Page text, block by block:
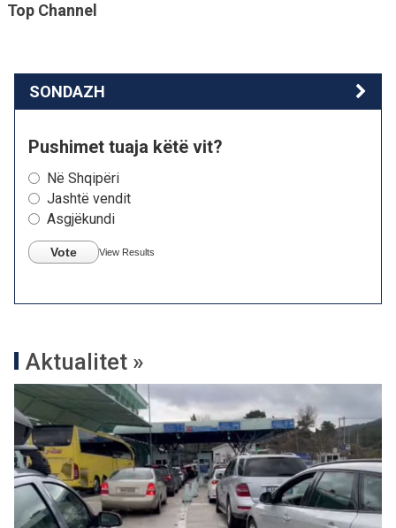
Top Channel
SONDAZH
Pushimet tuaja këtë vit?
Në Shqipëri
Jashtë vendit
Asgjëkundi
Vote View Results
Aktualitet »